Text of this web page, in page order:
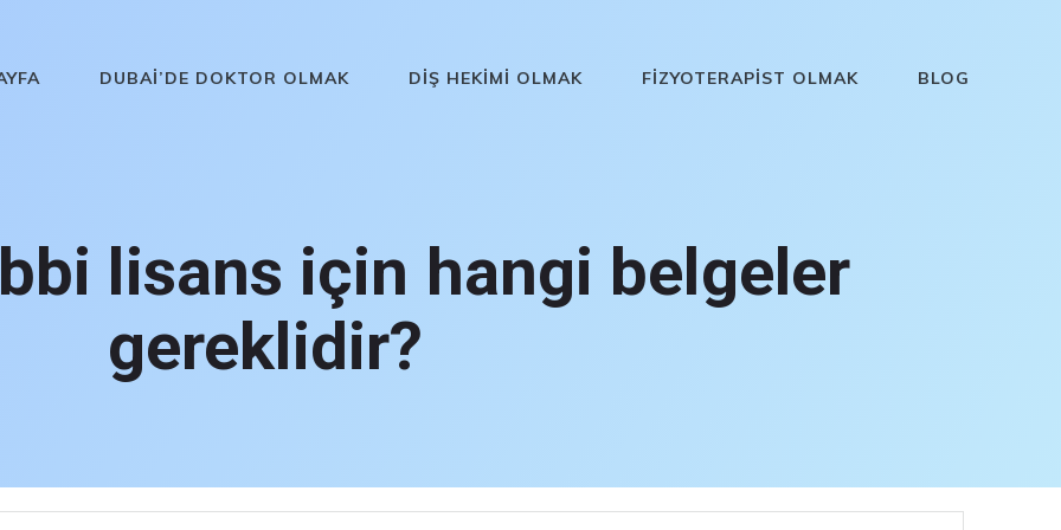
DUBAI’DE DOKTOR OLMAK DIŞ HEKIMI OLMAK FIZYOTERAPIST OLMAK BLOG
lisans için hangi belgeler
gereklidir?